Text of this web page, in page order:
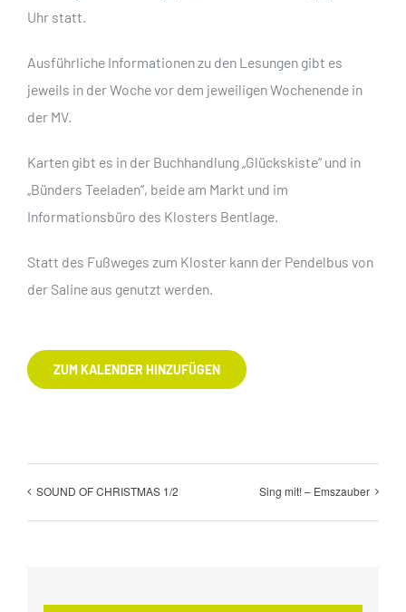
Uhr statt.
Ausführliche Informationen zu den Lesungen gibt es
jeweils in der Woche vor dem jeweiligen Wochenende in
der MV.
Karten gibt es in der Buchhandlung „Glückskiste“ und in
„Bünders Teeladen“, beide am Markt und im
Informationsbüro des Klosters Bentlage.
Statt des Fußweges zum Kloster kann der Pendelbus von
der Saline aus genutzt werden.
ZUM KALENDER HINZUFÜGEN
SOUND OF CHRISTMAS 1/2 Sing mit! – Emszauber